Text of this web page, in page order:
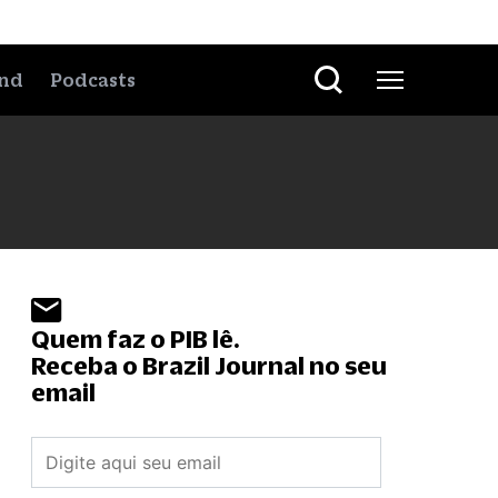
Podcasts
Quem faz o PIB lê.
Receba o Brazil Journal no seu
email